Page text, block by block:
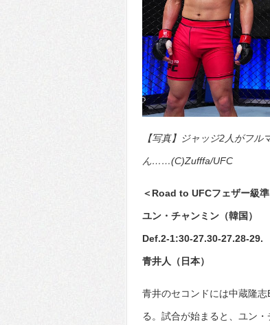
【写真】ジャッジ2人がフ
ん……(C)Zufffa/UFC
＜Road to UFCフェザー級
ユン・チャンミン（韓国）
Def.2-1:30-27.30-27.28-29.
青井人（日本）
青井のセコンドには中蔵隆
る。試合が始まると、ユン